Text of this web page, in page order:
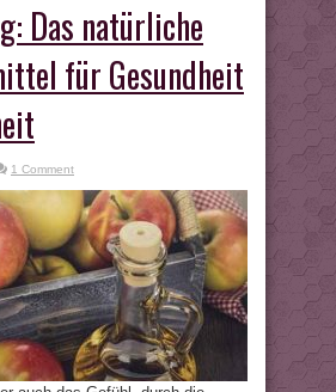
Das natürliche
für Gesundheit
1 Comment